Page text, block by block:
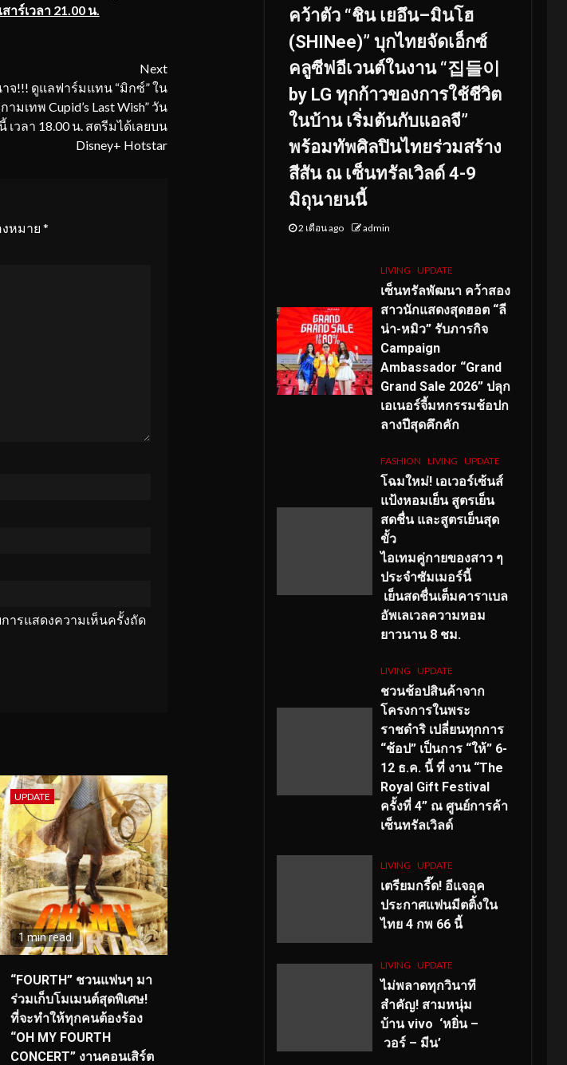
าร์เวลา 21.00 น.
Next
าจ!!! ดูแลฟาร์มแทน “มิกซ์” ใน
มเทพ Cupid’s Last Wish” วัน
เวลา 18.00 น. สตรีมได้เลยบน
Disney+ Hotstar
หมาย *
ารแสดงความเห็นครั้งถัด
UPDATE
1 min read
“FOURTH” ชวนแฟนๆ มา
ร่วมเก็บโมเมนต์สุดพิเศษ!
ที่จะทำให้ทุกคนต้องร้อง
“OH MY FOURTH
CONCERT” งานคอนเสิร์ต
คว้าตัว “ชิน เยอึน–มินโฮ
(SHINee)” บุกไทยจัดเอ็กซ์
คลูซีฟอีเวนต์ในงาน “집들이
by LG ทุกก้าวของการใช้ชีวิต
ในบ้าน เริ่มต้นกับแอลจี”
พร้อมทัพศิลปินไทยร่วมสร้าง
สีสัน ณ เซ็นทรัลเวิลด์ 4-9
มิถุนายนนี้
2 เดือน ago admin
LIVING UPDATE
เซ็นทรัลพัฒนา คว้าสอง
สาวนักแสดงสุดฮอต “ลี
น่า-หมิว” รับภารกิจ
Campaign
Ambassador “Grand
Grand Sale 2026” ปลุก
เอเนอร์จี้มหกรรมช้อปก
ลางปีสุดคึกคัก
FASHION LIVING UPDATE
โฉมใหม่! เอเวอร์เซ้นส์
แป้งหอมเย็น สูตรเย็น
สดชื่น และสูตรเย็นสุด
ขั้ว
ไอเทมคู่กายของสาว ๆ
ประจำซัมเมอร์นี้
เย็นสดชื่นเต็มคาราเบล
อัพเลเวลความหอม
ยาวนาน 8 ชม.
LIVING UPDATE
ชวนช้อปสินค้าจาก
โครงการในพระ
ราชดำริ เปลี่ยนทุกการ
“ช้อป” เป็นการ “ให้” 6-
12 ธ.ค. นี้ ที่ งาน “The
Royal Gift Festival
ครั้งที่ 4” ณ ศูนย์การค้า
เซ็นทรัลเวิลด์
LIVING UPDATE
เตรียมกรี๊ด! อีแจอุค
ประกาศแฟนมีตติ้งใน
ไทย 4 กพ 66 นี้
LIVING UPDATE
ไม่พลาดทุกวินาที
สำคัญ! สามหนุ่ม
บ้าน vivo ‘หยิ่น –
วอร์ – มีน’